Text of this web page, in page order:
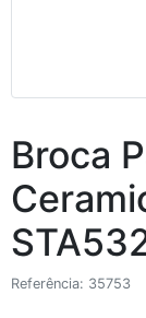
Broca
Referência: 35753